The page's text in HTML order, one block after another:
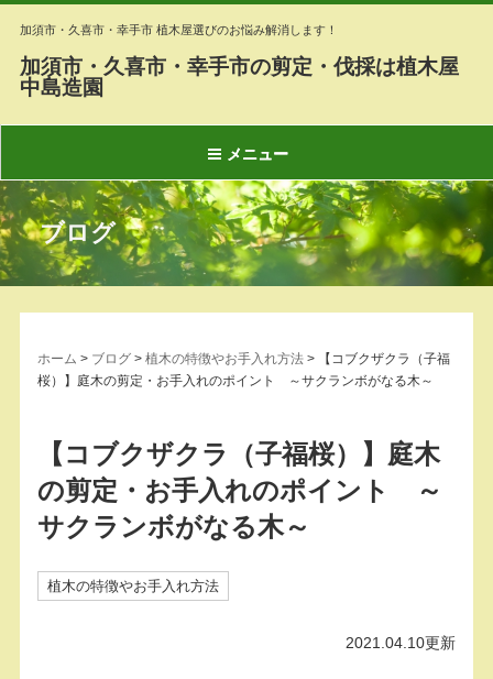
加須市・久喜市・幸手市 植木屋選びのお悩み解消します！
加須市・久喜市・幸手市の剪定・伐採は植木屋
中島造園
メニュー
ブログ
ホーム > ブログ >植木の特徴やお手入れ方法 >
【コブクザクラ（子福
桜）】庭木の剪定・お手入れのポイント ～サクランボがなる木～
【コブクザクラ（子福桜）】庭木
の剪定・お手入れのポイント ～
サクランボがなる木～
植木の特徴やお手入れ方法
2021.04.10更新